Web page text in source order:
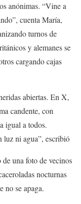
anónimas. “Vine a
cuenta María,
turnos de
y alemanes se
cargando cajas
abiertas. En X,
candente, con
igual a todos.
luz ni agua”, escribió
una foto de vecinos
nocturnas
no se apaga.